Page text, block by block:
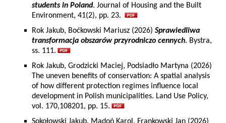
students in Poland. Journal of Housing and the Built
Environment, 41(2), pp. 23.
Rok Jakub, Boćkowski Mariusz (2026) Sprawiedliwa
transformacja obszarów przyrodniczo cennych. Bystra,
ss. 111.
Rok Jakub, Grodzicki Maciej, Podsiadło Martyna (2026)
The uneven benefits of conservation: A spatial analysis
of how different protection regimes influence local
development in Polish municipalities. Land Use Policy,
vol. 170,108201, pp. 15.